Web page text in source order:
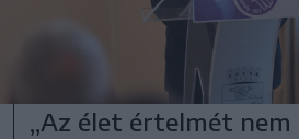
„Az élet értelmét nem